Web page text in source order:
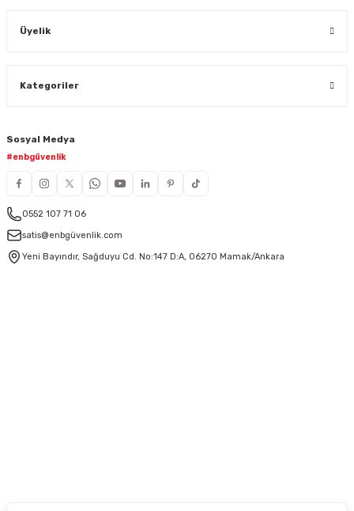
Üyelik
Kategoriler
Sosyal Medya
#enbgüvenlik
0552 107 71 06
satis@enbgüvenlik.com
Yeni Bayındır, Sağduyu Cd. No:147 D:A, 06270 Mamak/Ankara